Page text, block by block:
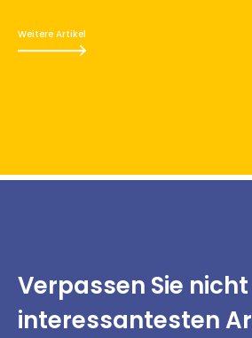
Weitere Artikel
Verpassen Sie nicht
interessantesten